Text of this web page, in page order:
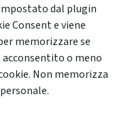
dal plugin
Consent e viene
memorizzare se
o meno
Non memorizza